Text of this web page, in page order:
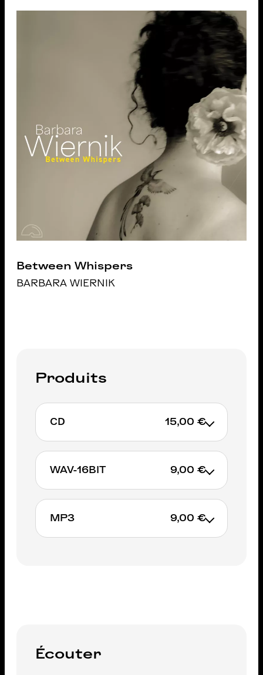
Between Whispers
BARBARA WIERNIK
Produits
CD 15,00 €
AJOUTER AU PANIER
WAV-16BIT 9,00 €
AJOUTER AU PANIER
MP3 9,00 €
Écouter